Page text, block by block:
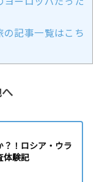
の記事一覧はこち
？！ロシア・ウラ
体験記